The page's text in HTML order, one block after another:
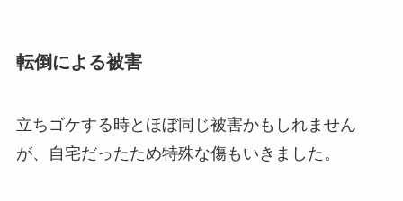
転倒による被害
立ちゴケする時とほぼ同じ被害かもしれません
が、自宅だったため特殊な傷もいきました。